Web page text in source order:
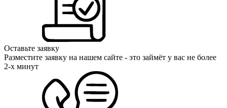
Оставьте заявку
Разместите заявку на нашем сайте - это займёт у вас не более
2-х минут